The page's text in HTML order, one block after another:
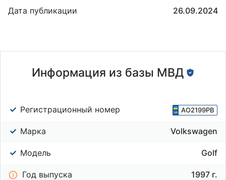
Дата публикации
26.09.2024
Информация из базы МВД
Регистрационный номер AO2199PB
Марка Volkswagen
Модель Golf
Год выпуска
1997 г.